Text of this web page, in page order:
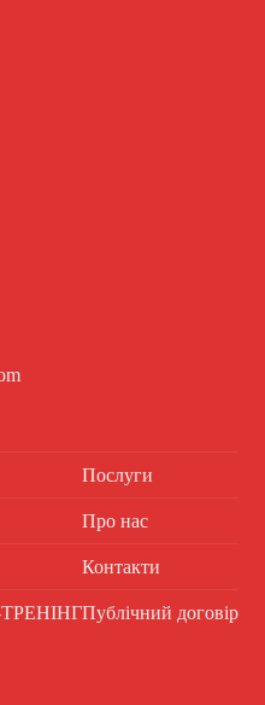
Послуги
Про нас
Контакти
Публічний договір